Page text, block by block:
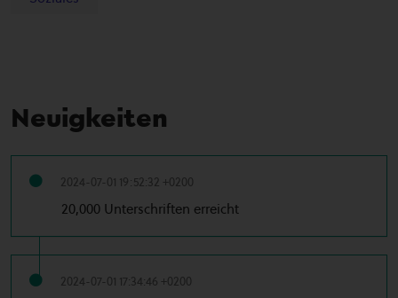
Neuigkeiten
2024-07-01 19:52:32 +0200
20,000 Unterschriften erreicht
2024-07-01 17:34:46 +0200